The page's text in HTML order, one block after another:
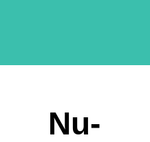
Nu-